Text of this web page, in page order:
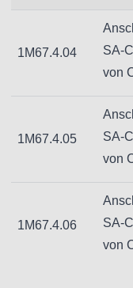
1M67.4.04
SA-
von
1M67.4.05
SA-
von
1M67.4.06
SA-
von